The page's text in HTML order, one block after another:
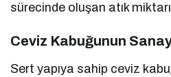
sürecinde oluşan atık
Ceviz Kabuğunun
Sert yapıya sahip ceviz